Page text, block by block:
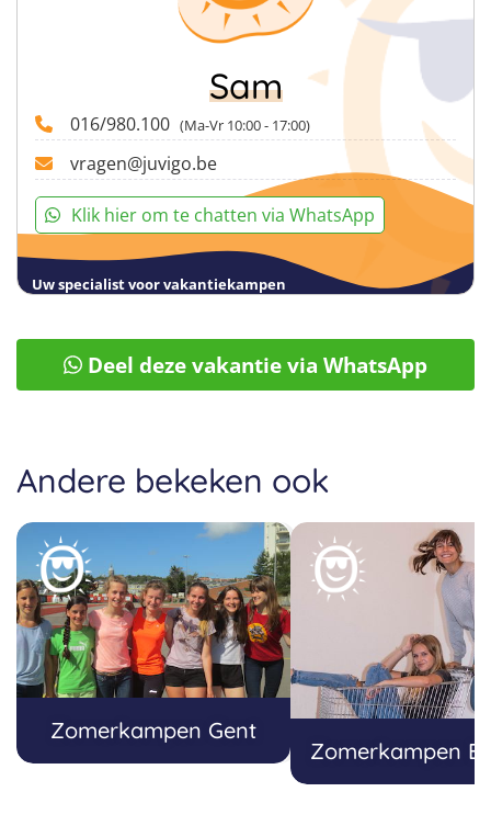
Sam
016/980.100 (Ma-Vr 10:00 - 17:00)
vragen@juvigo.be
Klik hier om te chatten via WhatsApp
Uw specialist voor vakantiekampen
Deel deze vakantie via WhatsApp
Andere bekeken ook
Zomerkampen Gent
Zomerkampen